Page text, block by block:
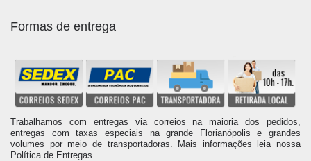
Formas de entrega
Trabalhamos com entregas via correios na maioria dos pedidos,
entregas com taxas especiais na grande Florianópolis e grandes
volumes por meio de transportadoras. Mais informações leia nossa
Política de Entregas.